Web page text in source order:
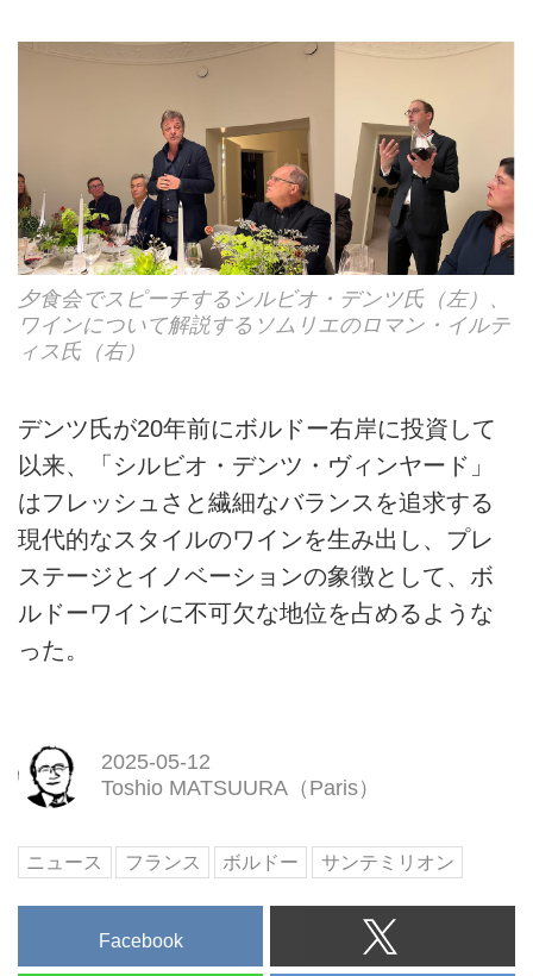
夕食会でスピーチするシルビオ・デンツ氏（左）、
ワインについて解説するソムリエのロマン・イルテ
ィス氏（右）
デンツ氏が20年前にボルドー右岸に投資して
以来、「シルビオ・デンツ・ヴィンヤード」
はフレッシュさと繊細なバランスを追求する
現代的なスタイルのワインを生み出し、プレ
ステージとイノベーションの象徴として、ボ
ルドーワインに不可欠な地位を占めるような
った。
2025-05-12
Toshio MATSUURA（Paris）
ニュース フランス ボルドー サンテミリオン
Facebook